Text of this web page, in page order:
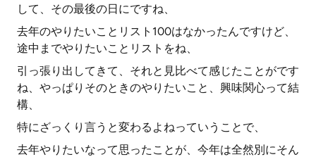
して、その最後の日にですね、
去年のやりたいことリスト100はなかったんですけど、
途中までやりたいことリストをね、
引っ張り出してきて、それと見比べて感じたことがです
ね、やっぱりそのときのやりたいこと、興味関心って結
構、
特にざっくり言うと変わるよねっていうことで、
去年やりたいなって思ったことが、今年は全然別にそん